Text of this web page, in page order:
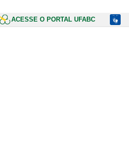
ACESSE O PORTAL UFABC